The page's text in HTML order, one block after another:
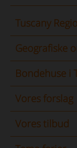
Tuscany
Geografiske
Bondehuse i
Vores forslag
Vores tilbud